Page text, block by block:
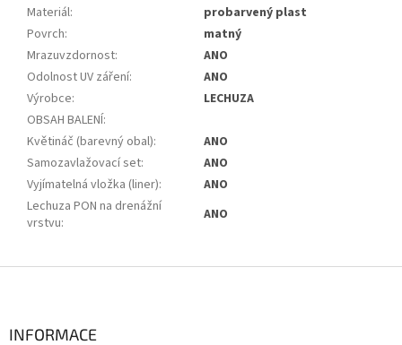
Materiál:
probarvený plast
Povrch:
matný
Mrazuvzdornost:
ANO
Odolnost UV záření:
ANO
Výrobce:
LECHUZA
OBSAH BALENÍ:
Květináč (barevný obal):
ANO
Samozavlažovací set:
ANO
Vyjímatelná vložka (liner):
ANO
Lechuza PON na drenážní
vrstvu: ANO
INFORMACE